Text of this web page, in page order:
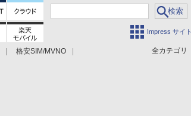
Impress サイト
全カテゴリ
格安SIM/MVNO